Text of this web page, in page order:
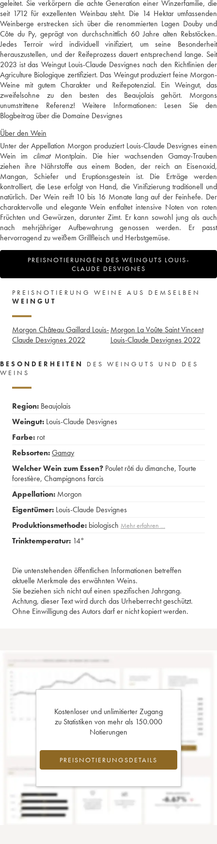
geleitet. Sie verkörpern die achte Generation einer Winzerfamilie, die
seit 1712 für exzellenten Weinbau steht. Die 14 Hektar umfassenden
Weinberge erstrecken sich über die renommierten Lagen Douby und
Côte du Py, geprägt von durchschnittlich 60 Jahre alten Rebstöcken.
Jedes Terroir wird individuell vinifiziert, um seine Besonderheit
herauszustellen, und der Reifeprozess dauert entsprechend lange. Seit
2023 ist das Weingut Louis-Claude Desvignes nach den Richtlinien der
Agriculture Biologique zertifiziert. Das Weingut produziert feine Morgon-
Weine mit gutem Charakter und Reifepotenzial. Ein Weingut, das
zweifelsohne zu den besten des Beaujolais gehört. Morgons
unumstrittene Referenz! Weitere Informationen: Lesen Sie den
Blogbeitrag über die Domaine Desvignes
Über den Wein
Unter der Appellation Morgon produziert Louis-Claude Desvignes einen
Wein im climatMontplain. Die hier wachsenden Gamay-Trauben
ziehen ihre Nährstoffe aus einem Boden, der reich an Eisenoxid,
Mangan, Schiefer und Eruptionsgestein ist. Die Erträge werden
kontrolliert, die Lese erfolgt von Hand, die Vinifizierung traditionell und
natürlich. Der Wein reift 10 bis 16 Monate lang auf der Feinhefe. Der
charaktervolle und elegante Wein entfaltet intensive Noten von roten
Früchten und Gewürzen, darunter Zimt. Er kann sowohl jung als auch
nach mehrjähriger Aufbewahrung genossen werden. Er passt
hervorragend zu weißem Grillfleisch und Herbstgemüse.
PREISNOTIERUNGEN DES WEINGUTS LOUIS-
CLAUDE DESVIGNES
PREISNOTIERUNG WEINE AUS DEMSELBEN
WEINGUT
Morgon Château Gaillard Louis-
Claude Desvignes 2022
Morgon La Voûte Saint Vincent
Louis-Claude Desvignes 2022
BESONDERHEITEN
DES WEINGUTS UND DES
WEINS
Region: Beaujolais
Weingut: Louis-Claude Desvignes
Farbe: rot
Rebsorten:Gamay
Welcher Wein zum Essen? Poulet rôti du dimanche, Tourte
forestière, Champignons farcis
Appellation: Morgon
Eigentümer: Louis-Claude Desvignes
Produktionsmethode: biologisch Mehr erfahren …
Trinktemperatur: 14°
Die untenstehenden öffentlichen Informationen betreffen
aktuelle Merkmale des erwähnten Weins.
Sie beziehen sich nicht auf einen spezifischen Jahrgang.
Achtung, dieser Text wird durch das Urheberrecht geschützt.
Ohne Einwilligung des Autors darf er nicht kopiert werden.
Kostenloser und unlimitierter Zugang
zu Statistiken von mehr als 150.000
Notierungen
PREISNOTIERUNGSDETAILS